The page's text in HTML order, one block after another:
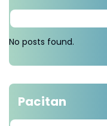
No posts found.
Pacitan